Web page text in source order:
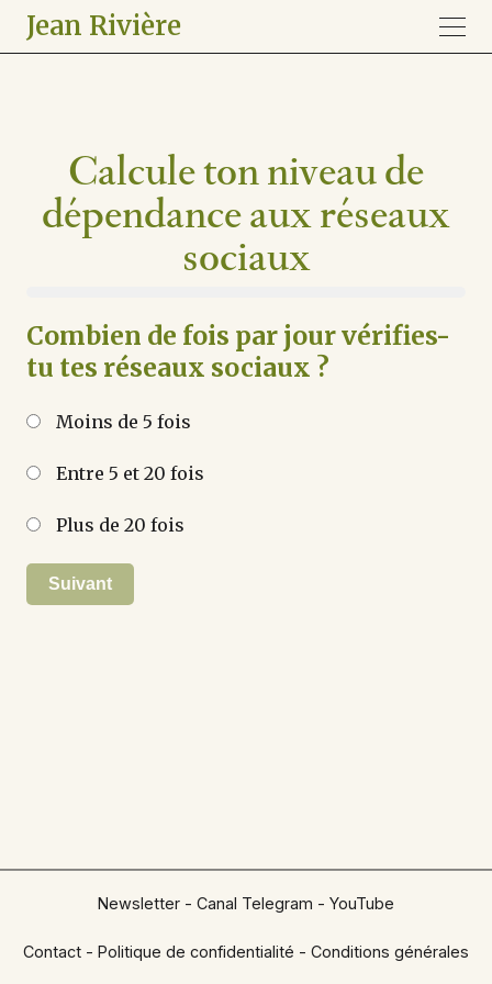
Jean Rivière
Calcule ton niveau de
dépendance aux réseaux
sociaux
Combien de fois par jour vérifies-
tu tes réseaux sociaux ?
Moins de 5 fois
Entre 5 et 20 fois
Plus de 20 fois
Suivant
Newsletter - Canal Telegram - YouTube
Contact - Politique de confidentialité - Conditions générales